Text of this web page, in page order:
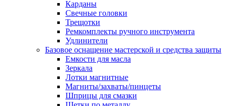
Карданы
Свечные головки
Трещотки
Ремкомплекты ручного инструмента
Удлинители
Базовое оснащение мастерской и средства защиты
Емкости для масла
Зеркала
Лотки магнитные
Магниты/захваты/пинцеты
Шприцы для смазки